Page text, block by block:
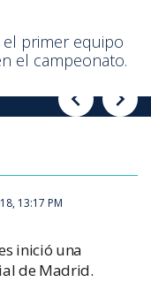
primer equipo
el campeonato.
13:17 PM
inició una
de Madrid.